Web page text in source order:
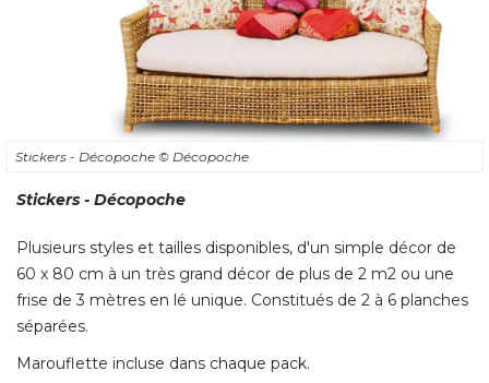
Stickers - Décopoche © Décopoche
Stickers - Décopoche
Plusieurs styles et tailles disponibles, d'un simple décor de
60 x 80 cm à un très grand décor de plus de 2 m2 ou une
frise de 3 mètres en lé unique. Constitués de 2 à 6 planches
séparées.
Marouflette incluse dans chaque pack.